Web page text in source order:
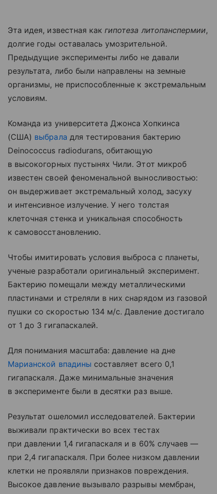
Эта идея, известная какгипотеза литопанспермии,
долгие годы оставалась умозрительной.
Предыдущие эксперименты либо не давали
результата, либо были направлены на земные
организмы, не приспособленные к экстремальным
условиям.
Команда из университета Джонса Хопкинса
(США) выбрала для тестирования бактерию
Deinococcus radiodurans, обитающую
в высокогорных пустынях Чили. Этот микроб
известен своей феноменальной выносливостью:
он выдерживает экстремальный холод, засуху
и интенсивное излучение. У него толстая
клеточная стенка и уникальная способность
к самовосстановлению.
Чтобы имитировать условия выброса с планеты,
ученые разработали оригинальный эксперимент.
Бактерию помещали между металлическими
пластинами и стреляли в них снарядом из газовой
пушки со скоростью 134 м/с. Давление достигало
от 1 до 3 гигапаскалей.
Для понимания масштаба: давление на дне
Марианской впадины составляет всего 0,1
гигапаскаля. Даже минимальные значения
в эксперименте были в десятки раз выше.
Результат ошеломил исследователей. Бактерии
выживали практически во всех тестах
при давлении 1,4 гигапаскаля и в 60% случаев —
при 2,4 гигапаскаля. При более низком давлении
клетки не проявляли признаков повреждения.
Высокое давление вызывало разрывы мембран,